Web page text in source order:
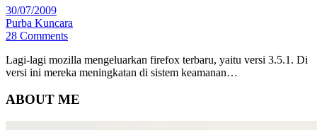
30/07/2009
Purba Kuncara
28 Comments
Lagi-lagi mozilla mengeluarkan firefox terbaru, yaitu versi 3.5.1. Di
versi ini mereka meningkatan di sistem keamanan…
ABOUT ME